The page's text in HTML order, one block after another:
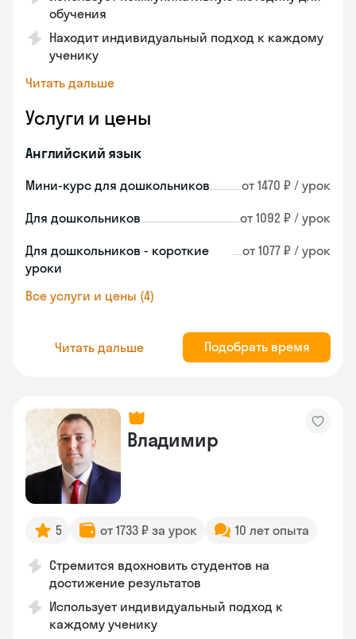
обучения
Находит индивидуальный подход к каждому
ученику
Читать дальше
Услуги и цены
Английский язык
Мини-курс для дошкольников от 1470 ₽ / урок
Для дошкольников от 1092 ₽ / урок
Для дошкольников - короткие
уроки
от 1077 ₽ / урок
Все услуги и цены (4)
Читать дальше Подобрать время
Владимир
5 от 1733 ₽ за урок 10 лет опыта
Стремится вдохновить студентов на
достижение результатов
Использует индивидуальный подход к
каждому ученику